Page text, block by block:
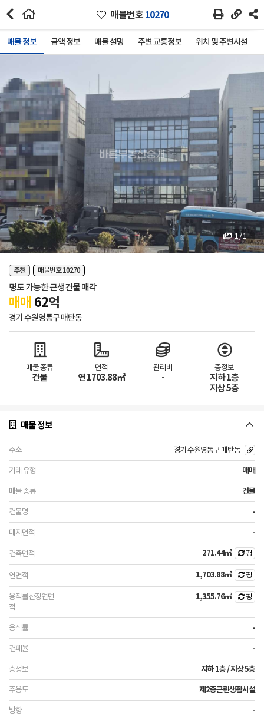
매물번호10270
매물 정보 금액 정보 매물 설명 주변 교통정보 위치 및 주변시설
1 / 1
추천 매물번호 10270
명도 가능한 근생건물 매각
매매 62억
경기 수원영통구 매탄동
매물 종류
건물
면적
연 1703.88㎡
관리비
-
층정보
지하 1층
지상 5층
매물 정보
경기 수원영통구 매탄동
매매
건물
-
-
271.44㎡ 평
1,703.88㎡ 평
1,355.76㎡ 평
-
-
지하 1층 / 지상 5층
제2종근린생활시설
-